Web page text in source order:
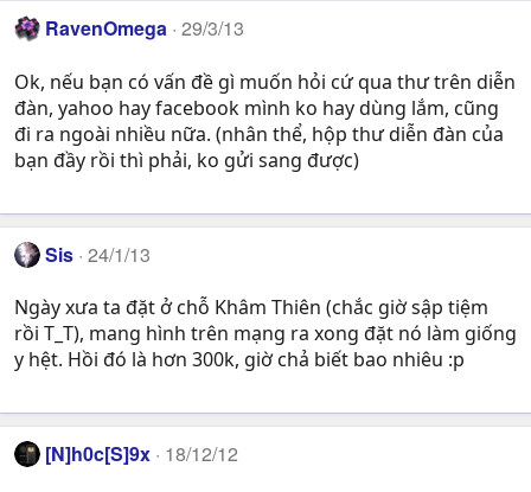
RavenOmega 29/3/13
Ok, nếu bạn có vấn đề gì muốn hỏi cứ qua thư trên diễn
đàn, yahoo hay facebook mình ko hay dùng lắm, cũng
đi ra ngoài nhiều nữa. (nhân thể, hộp thư diễn đàn của
bạn đầy rồi thì phải, ko gửi sang được)
Sis 24/1/13
Ngày xưa ta đặt ở chỗ Khâm Thiên (chắc giờ sập tiệm
rồi T_T), mang hình trên mạng ra xong đặt nó làm giống
y hệt. Hồi đó là hơn 300k, giờ chả biết bao nhiêu :p
[N]h0c[S]9x 18/12/12